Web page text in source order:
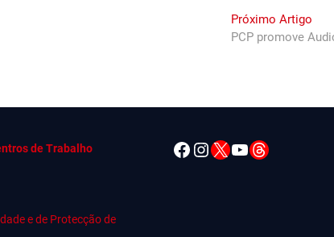
Próximo ArtigoNext
PCP promove
de Trabalho
e de Protecção de
Facebook
Instagram
X YouTube
Threads